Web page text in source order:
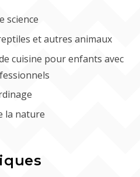
science
et autres animaux
cuisine pour enfants avec
la nature